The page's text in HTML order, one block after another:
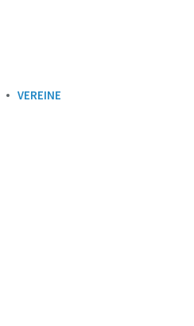
VEREINE